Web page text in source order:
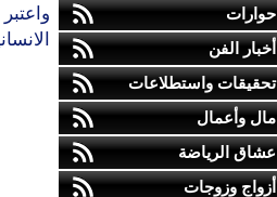
حوارات
أخبار الفن
تحقيقات واستطلاعات
مال وأعمال
عشاق الرياضة
أزواج وزوجات